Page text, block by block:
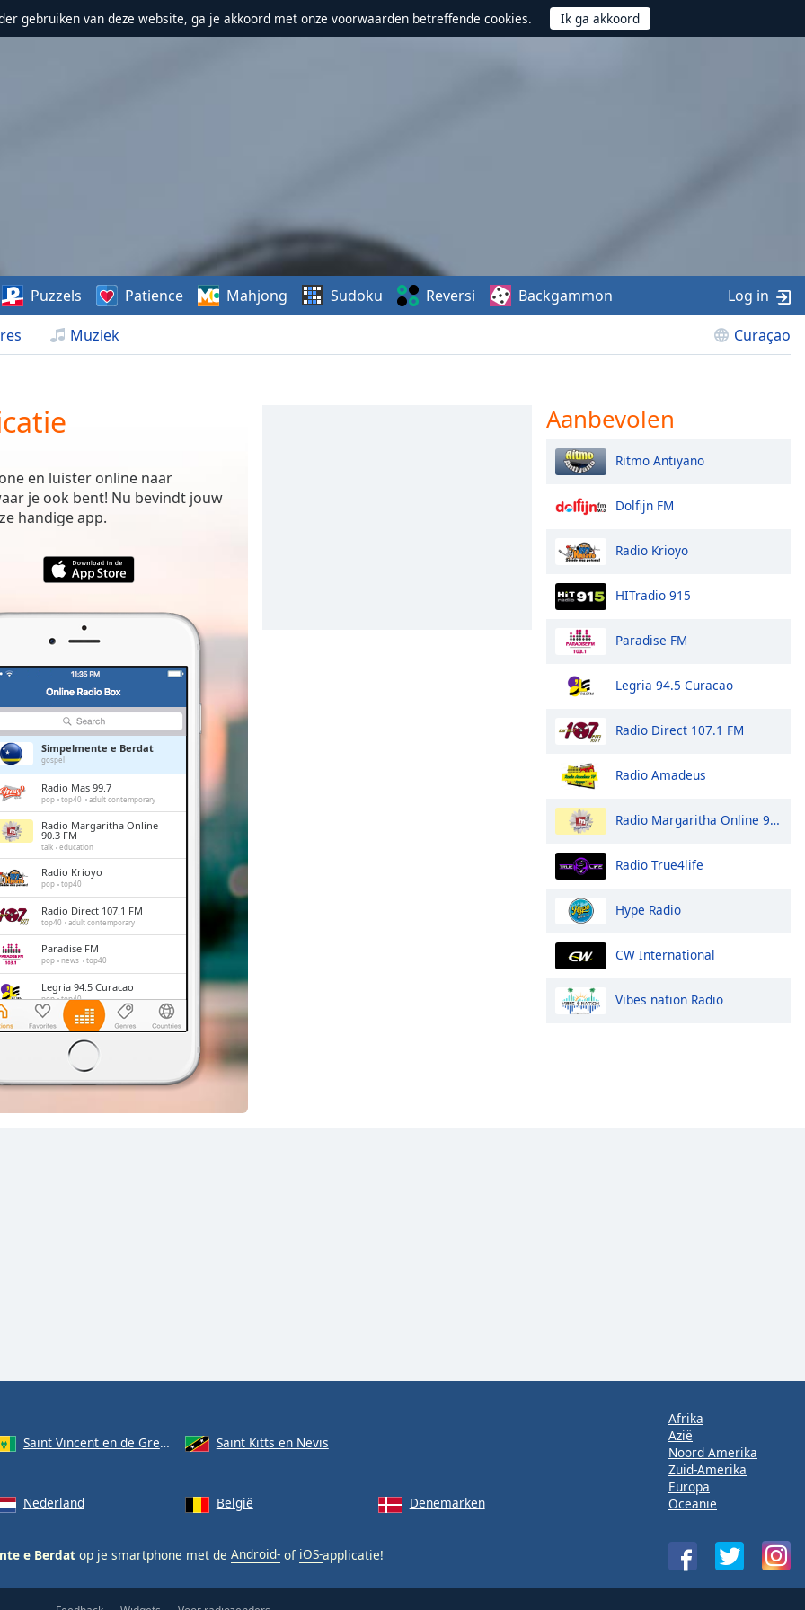
gebruiken van deze website, ga je akkoord met onze voorwaarden betreffende cookies.
Muziek Curaçao
Puzzels Patience Mahjong Sudoku Reversi Backgammon Log in
en luister online naar
je ook bent! Nu bevindt jouw
handige app.
Simpelmente e Berdat
gospel
Radio Mas 99.7
pop top40 adult contemporary
Radio Margaritha Online
90.3 FM
talk education
Radio Krioyo
pop top40
Radio Direct 107.1 FM
top40 adult contemporary
Paradise FM
pop news top40
Legria 94.5 Curacao
pop top40
HITradio 915
Radio True4life
adult contemporary
Aanbevolen
Ritmo Antiyano
Dolfijn FM
Radio Krioyo
HITradio 915
Paradise FM
Legria 94.5 Curacao
Radio Direct 107.1 FM
Radio Amadeus
Radio Margaritha Online 90.3 FM
Radio True4life
Hype Radio
CW International
Vibes nation Radio
Saint Vincent en de Grenadines Saint Kitts en Nevis
Nederland België Denemarken
e Berdat op je smartphone met de Android- of iOS-applicatie!
Afrika
Azië
Noord Amerika
Zuid-Amerika
Europa
Oceanië